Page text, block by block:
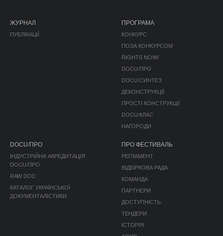
ЖУРНАЛ
ПУБЛІКАЦІЇ
ПРОГРАМА
КОНКУРС
ПОЗА КОНКУРСОМ
RIGHTS NOW!
DOCU/ПРО
DOCU/СИНТЕЗ
ДЕКОНСТРУКЦІЇ
ПРОСТІ КОНСТРУКЦІЇ
DOCU/КЛАС
НАГОРОДИ
DOCU/ПРО
ІНДУСТРІЙНА АКРЕДИТАЦІЯ
DOCU/ПРО
RAW DOC
КАТАЛОГ УКРАЇНСЬКОЇ
ДОКУМЕНТАЛІСТИКИ
ПРО ФЕСТИВАЛЬ
РЕГЛАМЕНТ
ВІДБІРКОВА РАДА
КОМАНДА
ПАРТНЕРИ
ДОСТУПНІСТЬ
ТЕНДЕРИ
ІСТОРІЯ